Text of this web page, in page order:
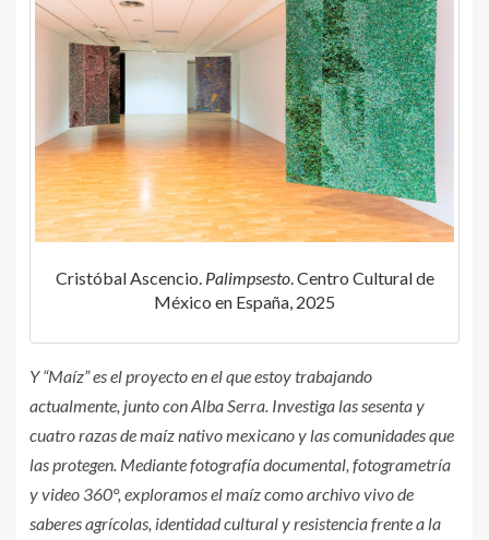
Cristóbal Ascencio. Palimpsesto. Centro Cultural de
México en España, 2025
Y “Maíz” es el proyecto en el que estoy trabajando
actualmente, junto con Alba Serra. Investiga las sesenta y
cuatro razas de maíz nativo mexicano y las comunidades que
las protegen. Mediante fotografía documental, fotogrametría
y video 360°, exploramos el maíz como archivo vivo de
saberes agrícolas, identidad cultural y resistencia frente a la